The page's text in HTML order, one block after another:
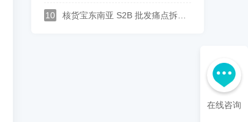
10 核货宝东南亚 S2B 批发痛点拆解--上游供应商对账、供货、履约实现全链路数字化
在线咨询